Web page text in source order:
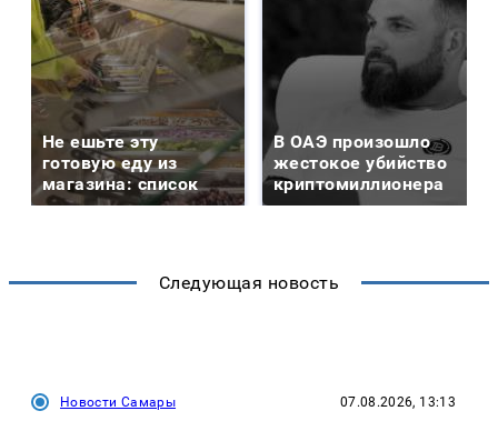
Не ешьте эту
готовую еду из
магазина: список
В ОАЭ произошло
жестокое убийство
криптомиллионера
Следующая новость
Новости Самары 07.08.2026, 13:13